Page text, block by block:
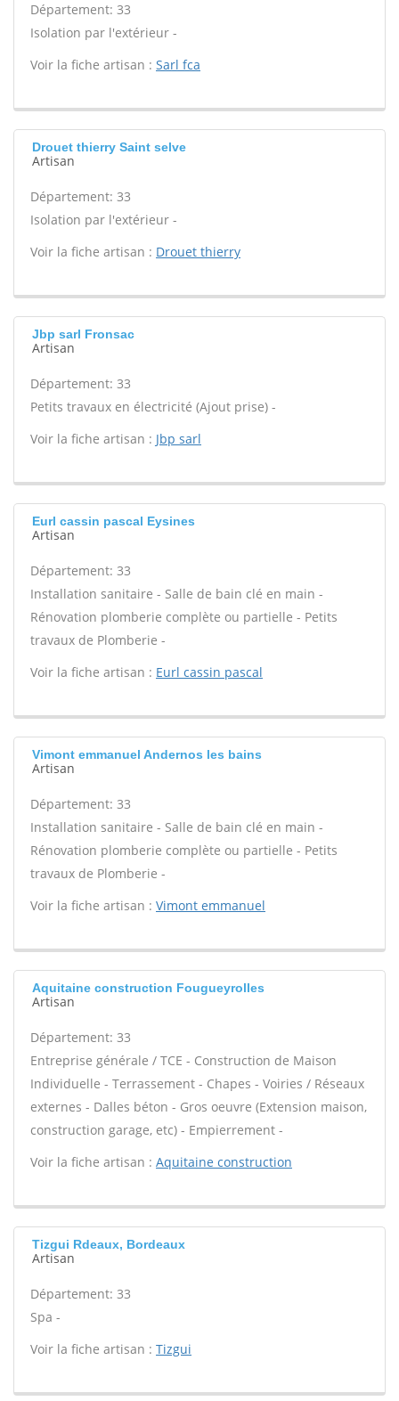
Département: 33
Isolation par l'extérieur -
Voir la fiche artisan : Sarl fca
Drouet thierry Saint selve
Artisan
Département: 33
Isolation par l'extérieur -
Voir la fiche artisan : Drouet thierry
Jbp sarl Fronsac
Artisan
Département: 33
Petits travaux en électricité (Ajout prise) -
Voir la fiche artisan : Jbp sarl
Eurl cassin pascal Eysines
Artisan
Département: 33
Installation sanitaire - Salle de bain clé en main -
Rénovation plomberie complète ou partielle - Petits
travaux de Plomberie -
Voir la fiche artisan : Eurl cassin pascal
Vimont emmanuel Andernos les bains
Artisan
Département: 33
Installation sanitaire - Salle de bain clé en main -
Rénovation plomberie complète ou partielle - Petits
travaux de Plomberie -
Voir la fiche artisan : Vimont emmanuel
Aquitaine construction Fougueyrolles
Artisan
Département: 33
Entreprise générale / TCE - Construction de Maison
Individuelle - Terrassement - Chapes - Voiries / Réseaux
externes - Dalles béton - Gros oeuvre (Extension maison,
construction garage, etc) - Empierrement -
Voir la fiche artisan : Aquitaine construction
Tizgui Rdeaux, Bordeaux
Artisan
Département: 33
Spa -
Voir la fiche artisan : Tizgui